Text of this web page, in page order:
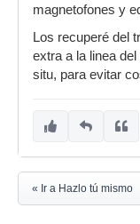
magnetofones y
Los recuperé del
extra a la linea
situ, para evitar
« Ir a Hazlo tú mismo